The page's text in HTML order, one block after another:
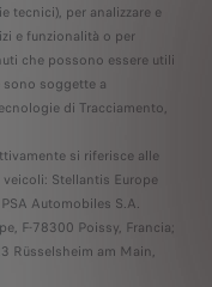
tecnici), per analizzare e
e funzionalità o per
che possono essere utili
sono soggette a
di Tracciamento,
si riferisce alle
Stellantis Europe
Automobiles S.A.
F-78300 Poissy, Francia;
Rüsselsheim am Main,